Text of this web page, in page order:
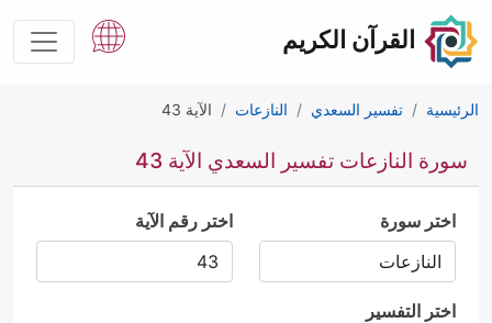
القرآن الكريم
الرئيسية تفسير السعدي النازعات الآية 43
سورة النازعات تفسير السعدي الآية 43
اختر سورة اختر رقم الآية
اختر التفسير